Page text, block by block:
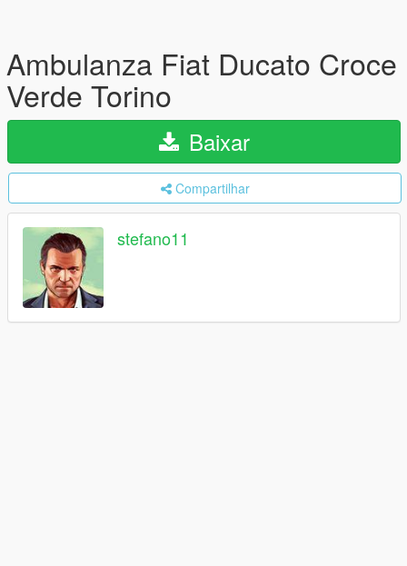
Ambulanza Fiat Ducato Croce
Verde Torino
Baixar
Compartilhar
stefano11